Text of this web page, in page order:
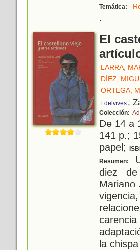
Temática:
.
El
LARRA,
DÍEZ,
ORTEGA,
Edelvives ,
Colección:
De 14 a
141 p.;
papel;
Resumen:
diez de
Mariano
la